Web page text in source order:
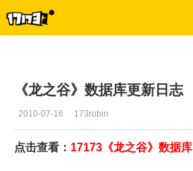
《龙之谷》数据库更新日志
2010-07-16 173robin
点击查看： 17173《龙之谷》数据库